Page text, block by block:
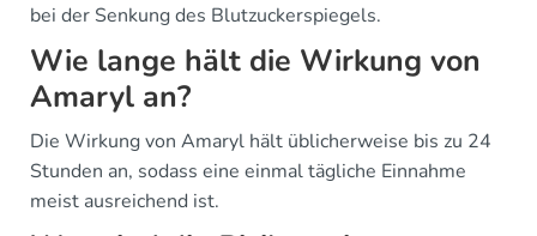
bei der Senkung des Blutzuckerspiegels.
Wie lange hält die Wirkung von
Amaryl an?
Die Wirkung von Amaryl hält üblicherweise bis zu 24
Stunden an, sodass eine einmal tägliche Einnahme
meist ausreichend ist.